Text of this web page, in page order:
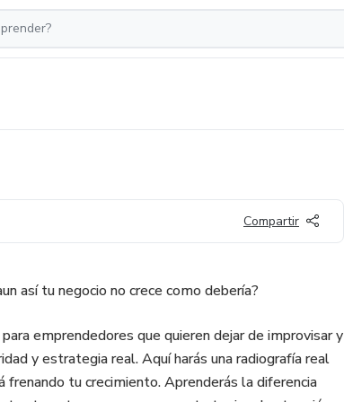
Compartir
así tu negocio no crece como debería?
emprendedores que quieren dejar de improvisar y
y estrategia real. Aquí harás una radiografía real
tu crecimiento. Aprenderás la diferencia